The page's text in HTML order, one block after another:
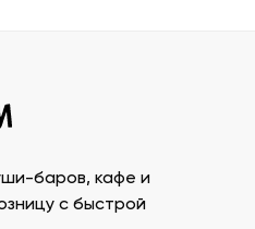
продукта, условия
дальнейшего
качественную продукцию
времени и
для приготовления и
баров, кафе и
с быстрой